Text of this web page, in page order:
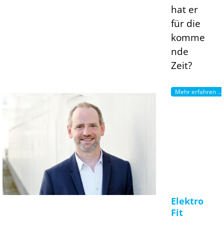
hat er
für die
komme
nde
Zeit?
Mehr erfahren ...
Elektro
Fit